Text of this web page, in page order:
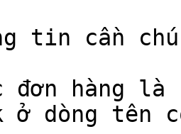
tin cần
đơn hàng là
ở dòng tên